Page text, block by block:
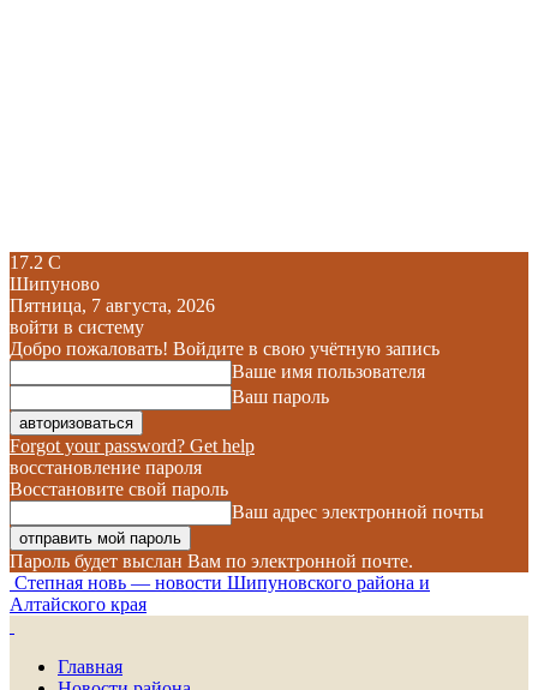
17.2 C
Шипуново
Пятница, 7 августа, 2026
войти в систему
Добро пожаловать! Войдите в свою учётную запись
Ваше имя пользователя
Ваш пароль
Forgot your password? Get help
восстановление пароля
Восстановите свой пароль
Ваш адрес электронной почты
Пароль будет выслан Вам по электронной почте.
Степная новь — новости Шипуновского района и
Алтайского края
Главная